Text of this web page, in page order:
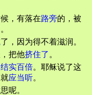
，有落在路旁的，被
了，因为得不着滋润。
把他挤住了 。
结实百倍。耶稣说了这
就应当听。
呢。